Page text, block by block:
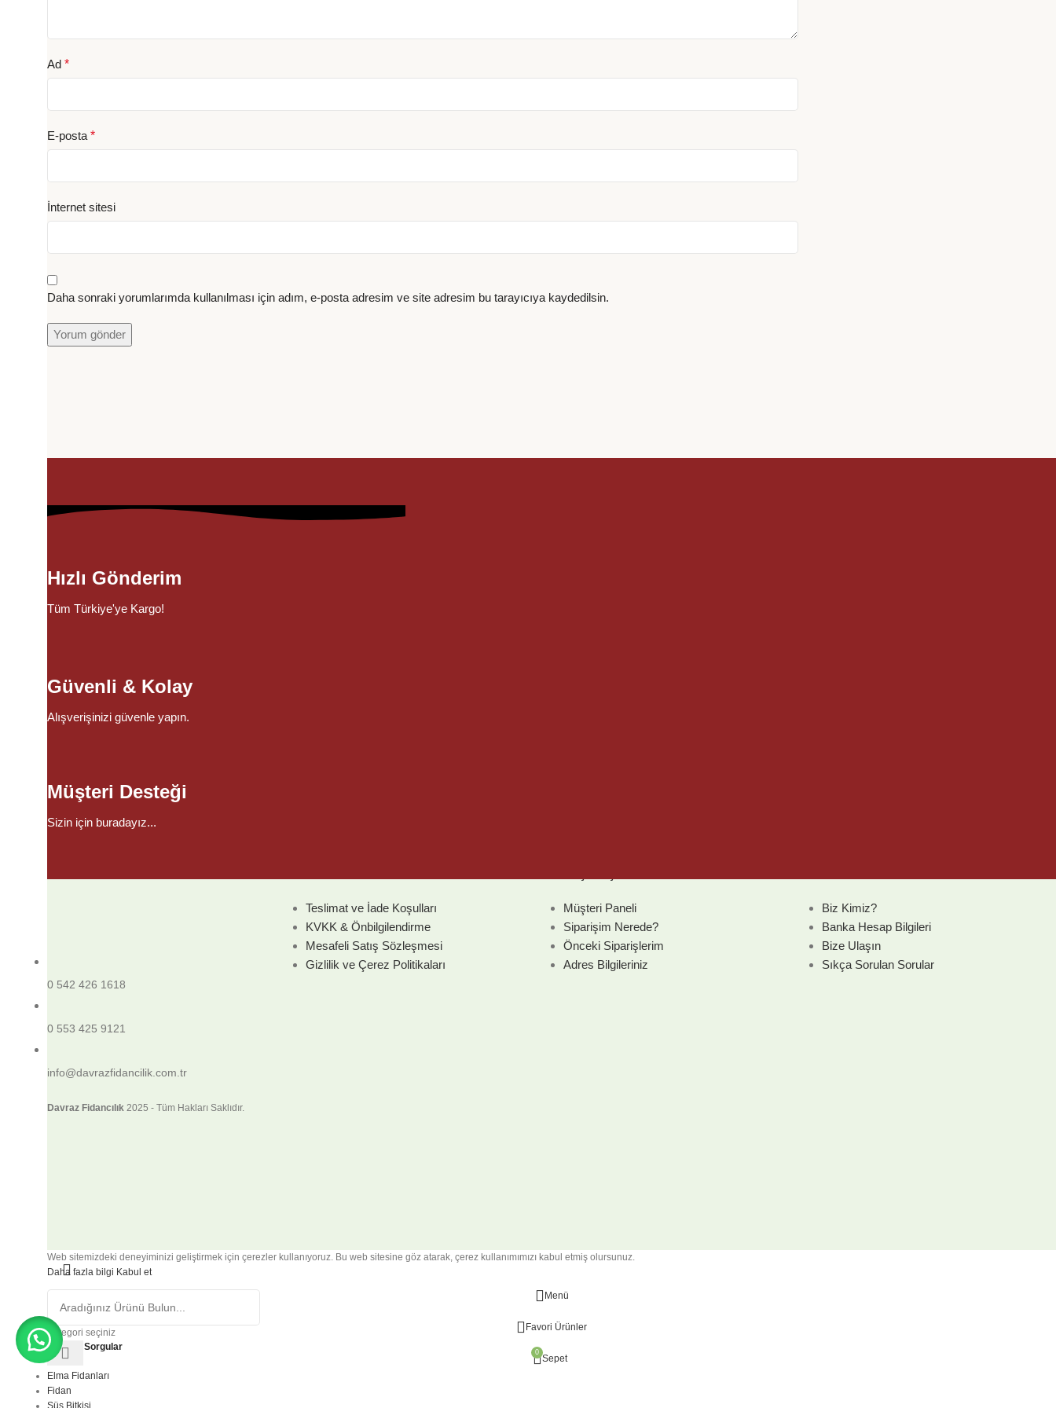
Ad *
E-posta *
İnternet sitesi
Daha sonraki yorumlarımda kullanılması için adım, e-posta adresim ve site adresim bu tarayıcıya kaydedilsin.
Hızlı Gönderim
Tüm Türkiye'ye Kargo!
Güvenli & Kolay
Alışverişinizi güvenle yapın.
Müşteri Desteği
Sizin için buradayız...
0 542 426 1618
0 553 425 9121
info@davrazfidancilik.com.tr
Teslimat ve İade Koşulları
KVKK & Önbilgilendirme
Mesafeli Satış Sözleşmesi
Gizlilik ve Çerez Politikaları
Müşteri Paneli
Siparişim Nerede?
Önceki Siparişlerim
Adres Bilgileriniz
Biz Kimiz?
Banka Hesap Bilgileri
Bize Ulaşın
Sıkça Sorulan Sorular
Davraz Fidancılık 2025 - Tüm Hakları Saklıdır.
Kategori seçiniz
Popüler Sorgular
Elma Fidanları
Fidan
Süs Bitkisi
Web sitemizdeki deneyiminizi geliştirmek için çerezler kullanıyoruz. Bu web sitesine göz atarak, çerez kullanımımızı kabul etmiş olursunuz.
Daha fazla bilgi Kabul et
Menü
Favori Ürünler
0
Sepet